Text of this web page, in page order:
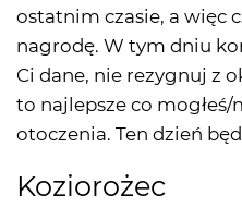
ostatnim czasie, a więc
nagrodę. W tym dniu
Ci dane, nie rezygnuj z
to najlepsze co mogłeś/
otoczenia. Ten dzień
Koziorożec